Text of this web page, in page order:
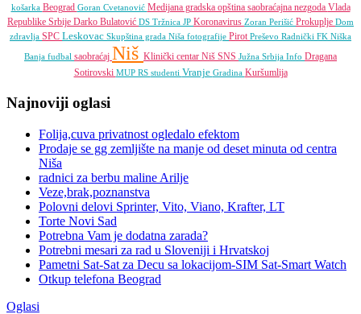
košarka Beograd Goran Cvetanović Medijana gradska opština saobraćajna nezgoda Vlada
Republike Srbije Darko Bulatović DS Tržnica JP Koronavirus Zoran Perišić Prokuplje Dom
zdravlja SPC Leskovac Skupština grada Niša fotografije PirotPreševo Radnički FK Niška
Banja fudbal saobraćaj Niš Klinički centar Niš SNS Južna Srbija Info Dragana
Sotirovski MUP RS studenti Vranje Gradina Kuršumlija
Najnoviji oglasi
Folija,cuva privatnost ogledalo efektom
Prodaje se gg zemljište na manje od deset minuta od centra
Niša
radnici za berbu maline Arilje
Veze,brak,poznanstva
Polovni delovi Sprinter, Vito, Viano, Krafter, LT
Torte Novi Sad
Potrebna Vam je dodatna zarada?
Potrebni mesari za rad u Sloveniji i Hrvatskoj
Pametni Sat-Sat za Decu sa lokacijom-SIM Sat-Smart Watch
Otkup telefona Beograd
Oglasi